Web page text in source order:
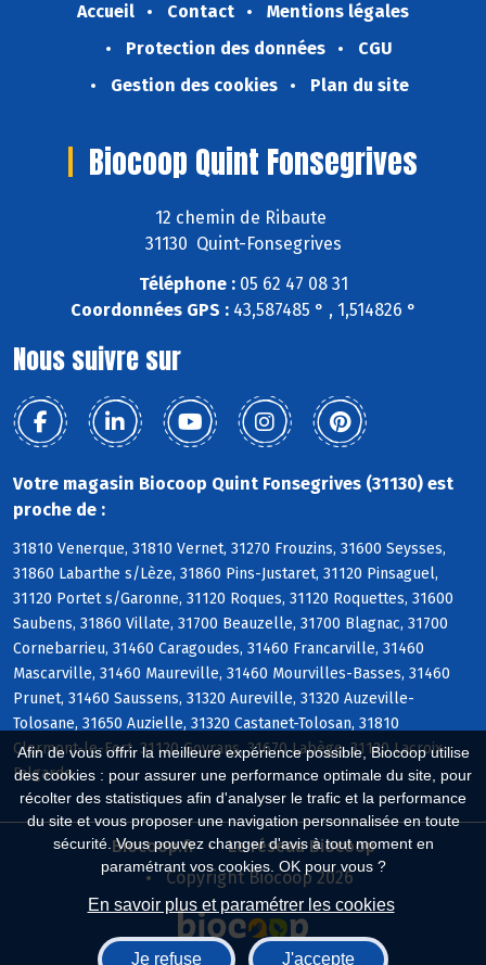
Afin de vous offrir la meilleure expérience possible, Biocoop utilise
des cookies : pour assurer une performance optimale du site, pour
récolter des statistiques afin d'analyser le trafic et la performance
du site et vous proposer une navigation personnalisée en toute
sécurité. Vous pouvez changer d'avis à tout moment en
paramétrant vos cookies. OK pour vous ?
En savoir plus et paramétrer les cookies
Je refuse J'accepte
Accueil Contact
Mentions légales
Protection des données
CGU
Gestion des cookies
Plan du site
Biocoop Quint Fonsegrives
12 chemin de Ribaute
31130 Quint-Fonsegrives
Téléphone :05 62 47 08 31
Coordonnées GPS :43,587485 ° , 1,514826 °
Nous suivre sur
Votre magasin Biocoop Quint Fonsegrives (31130) est
proche de :
31810 Venerque, 31810 Vernet, 31270 Frouzins, 31600 Seysses,
31860 Labarthe s/Lèze, 31860 Pins-Justaret, 31120 Pinsaguel,
31120 Portet s/Garonne, 31120 Roques, 31120 Roquettes, 31600
Saubens, 31860 Villate, 31700 Beauzelle, 31700 Blagnac, 31700
Cornebarrieu, 31460 Caragoudes, 31460 Francarville, 31460
Mascarville, 31460 Maureville, 31460 Mourvilles-Basses, 31460
Prunet, 31460 Saussens, 31320 Aureville, 31320 Auzeville-
Tolosane, 31650 Auzielle, 31320 Castanet-Tolosan, 31810
Clermont-le-Fort, 31120 Goyrans, 31670 Labège, 31120 Lacroix-
Falgarde
Biocoop.fr
Le réseau Biocoop
Copyright Biocoop 2026